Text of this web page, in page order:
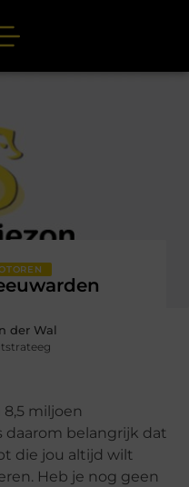
der Wal
miljoen
daarom belangrijk dat
die jou altijd wilt
Heb je nog geen